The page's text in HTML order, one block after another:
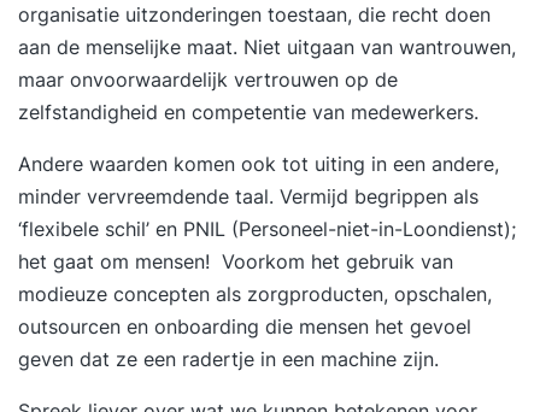
organisatie uitzonderingen toestaan, die recht doen
aan de menselijke maat. Niet uitgaan van wantrouwen,
maar onvoorwaardelijk vertrouwen op de
zelfstandigheid en competentie van medewerkers.
Andere waarden komen ook tot uiting in een andere,
minder vervreemdende taal. Vermijd begrippen als
‘flexibele schil’ en PNIL (Personeel-niet-in-Loondienst);
het gaat om mensen! Voorkom het gebruik van
modieuze concepten als zorgproducten, opschalen,
outsourcen en onboarding die mensen het gevoel
geven dat ze een radertje in een machine zijn.